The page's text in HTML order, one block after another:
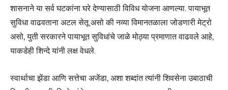
शासनाने या सर्व घटकांना घरे देण्यासाठी विविध योजना आणल्या. पायाभूत
सुविधा वाढवताना अटल सेतू असो की नव्या विमानतळाला जोडणारी मेट्रो
असो, युती सरकारने पायाभूत सुविधांचे जाळे मोठ्या प्रमाणात वाढवले आहे,
याकडेही शिन्दे यांनी लक्ष वेधले.
स्वार्थाचा झेंडा आणि सत्तेचा अजेंडा, अशा शब्दांत त्यांनी शिवसेना उबाठाची